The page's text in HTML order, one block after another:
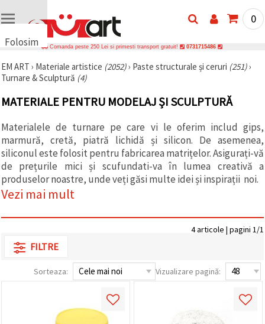
Folosim
uri
🍪 Folosim
și
similare
pentru a
asigura
funcționarea
corectă a
site-ului,
pentru a vă
îmbunătăți
experiența
acordul
analiza
traficul și a
conținut și
reclame
0
Comanda peste 250 Lei si primesti transport gratuit! 0731715486
EM ART › Materiale artistice (2052)› Paste structurale și ceruri (251)›
Turnare & Sculptură (4)
MATERIALE PENTRU MODELAJ ȘI SCULPTURĂ
Materialele de turnare pe care vi le oferim includ gips,
marmură, cretă, piatră lichidă și silicon. De asemenea,
siliconul este folosit pentru fabricarea matrițelor. Asigurați-vă
de prețurile mici și scufundati-va în lumea creativă a
produselor noastre, unde veți găsi multe idei și inspirații noi.
Vezi mai mult
4 articole | pagini 1/1
FILTRE
Sorteaza: Vizualizare pagină: